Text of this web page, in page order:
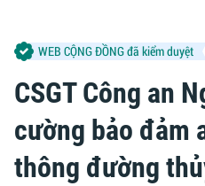
CSGT Công an
cường bảo đảm
thông đường
WEB CỘNG ĐỒNG đã kiểm duyệt